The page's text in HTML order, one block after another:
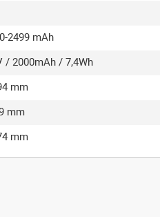
2499 mAh
/ 2000mAh / 7,4Wh
mm
mm
mm